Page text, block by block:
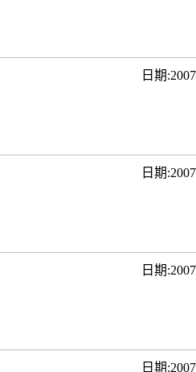
日期
日期
日期
日期